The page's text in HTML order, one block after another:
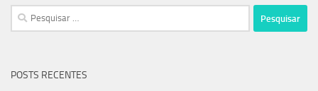
Pesquisar
por:
POSTS RECENTES